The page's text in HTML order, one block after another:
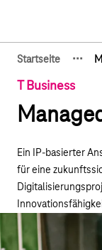
Startseite ···
T Business
Ein IP-basierter
für eine